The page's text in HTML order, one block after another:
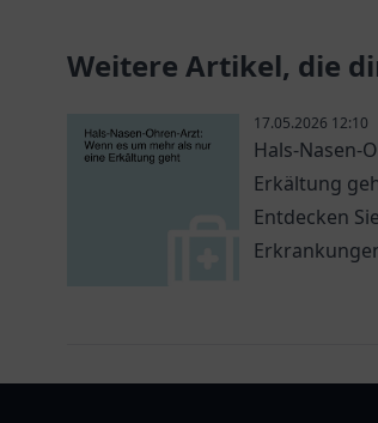
Weitere Artikel, die
17.05.2026 12:10
Hals-Nasen-
Erkältung
Entdecken